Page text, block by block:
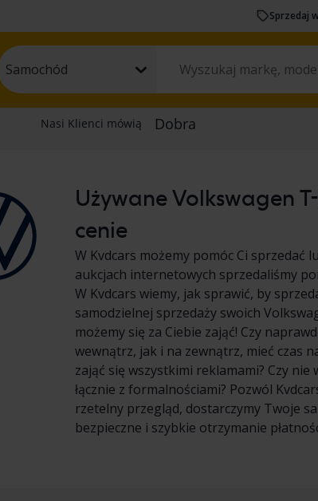
Sprzedaj
Samochód
Używane Volkswagen
cenie
W Kvdcars możemy pomóc Ci sprzedać
aukcjach internetowych sprzedaliśmy
W Kvdcars wiemy, jak sprawić, by
samodzielnej sprzedaży swoich
możemy się za Ciebie zająć! Czy
wewnątrz, jak i na zewnątrz, mieć czas
zająć się wszystkimi reklamami? Czy nie
łącznie z formalnościami? Pozwól
rzetelny przegląd, dostarczymy Twoje
bezpieczne i szybkie otrzymanie